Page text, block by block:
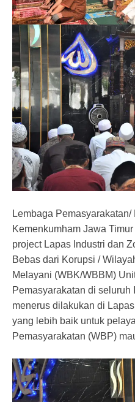
Lembaga
Kemenkumham Jawa
project Lapas Industri dan
Bebas dari Korupsi /
Melayani (WBK/WBBM)
Pemasyarakatan di
menerus dilakukan di
yang lebih baik untuk
Pemasyarakatan (WBP)